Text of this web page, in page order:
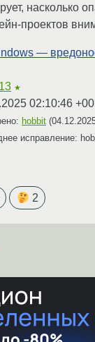
насколько
проектов
—
★
02:10:46
hobbit (
исправление:
2